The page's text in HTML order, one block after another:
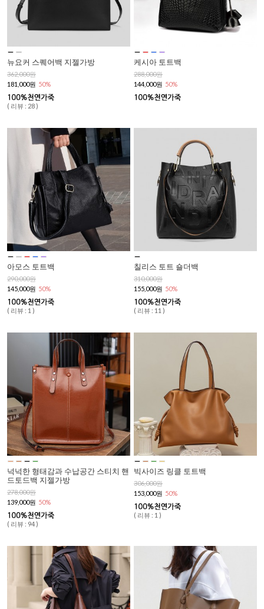
뉴요커 스퀘어백 지젤가방
362,000원
181,000원 50%
( 리뷰 : 28 )
케시아 토트백
288,000원
144,000원 50%
아모스 토트백
290,000원
145,000원 50%
( 리뷰 : 1 )
칠리스 토트 숄더백
310,000원
155,000원 50%
( 리뷰 : 11 )
넉넉한 형태감과 수납공간 스티치 핸
드토드백 지젤가방
278,000원
139,000원 50%
( 리뷰 : 94 )
빅사이즈 링클 토트백
306,000원
153,000원 50%
( 리뷰 : 1 )